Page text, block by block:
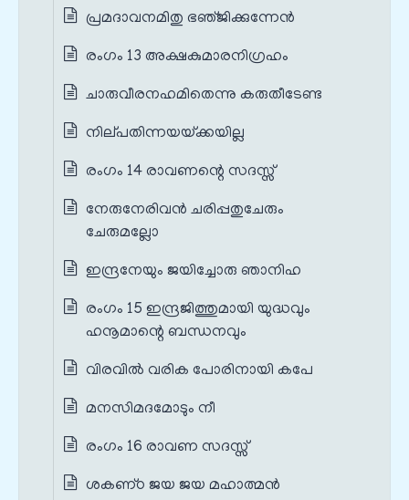
പ്രമദാവനമിതു ഭഞ്‌ജിക്കുന്നേന്‍
രംഗം 13 അക്ഷകുമാരനിഗ്രഹം
ചാരുവീരനഹമിതെന്നു കരുതീടേണ്ട
നില്‌പതിന്നയയ്‌ക്കയില്ല
രംഗം 14 രാവണന്റെ സദസ്സ്
നേരുനേരിവന്‍ ചരിപ്പതുചേരും
ചേരുമല്ലോ
ഇന്ദ്രനേയും ജയിച്ചോരു ഞാനിഹ
രംഗം 15 ഇന്ദ്രജിത്തുമായി യുദ്ധവും
ഹനൂമാന്റെ ബന്ധനവും
വിരവില്‍ വരിക പോരിനായി കപേ
മനസിമദമോടും നീ
രംഗം 16 രാവണ സദസ്സ്
ശകണ്‌ഠ ജയ ജയ മഹാത്മന്‍